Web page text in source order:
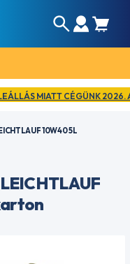
MIATT CÉGÜNK 2026.
10W40 5L